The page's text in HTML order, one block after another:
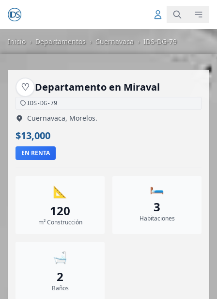
Inicio › Departamentos › Cuernavaca › IDS-DG-79
♡ Departamento en Miraval
IDS-DG-79
Cuernavaca, Morelos.
$13,000
EN RENTA
📐
120
m² Construcción
🛏️
3
Habitaciones
🛁
2
Baños